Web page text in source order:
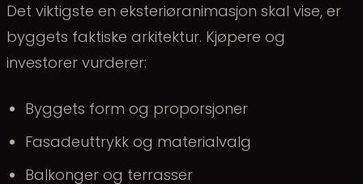
Det viktigste en eksteriøranimasjon skal vise, er
byggets faktiske arkitektur. Kjøpere og
investorer vurderer:
Byggets form og proporsjoner
Fasadeuttrykk og materialvalg
Balkonger og terrasser